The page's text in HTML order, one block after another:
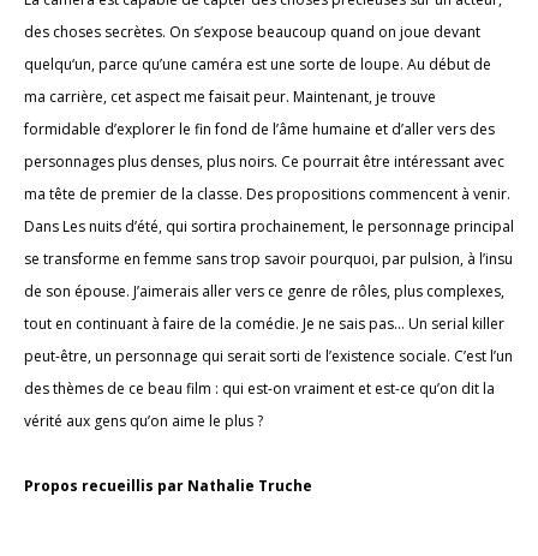
des choses secrètes. On s’expose beaucoup quand on joue devant
quelqu‘un, parce qu’une caméra est une sorte de loupe. Au début de
ma carrière, cet aspect me faisait peur. Maintenant, je trouve
formidable d’explorer le fin fond de l’âme humaine et d’aller vers des
personnages plus denses, plus noirs. Ce pourrait être intéressant avec
ma tête de premier de la classe. Des propositions commencent à venir.
Dans Les nuits d’été, qui sortira prochainement, le personnage principal
se transforme en femme sans trop savoir pourquoi, par pulsion, à l’insu
de son épouse. J’aimerais aller vers ce genre de rôles, plus complexes,
tout en continuant à faire de la comédie. Je ne sais pas… Un serial killer
peut-être, un personnage qui serait sorti de l’existence sociale. C’est l’un
des thèmes de ce beau film : qui est-on vraiment et est-ce qu’on dit la
vérité aux gens qu’on aime le plus ?
Propos recueillis par Nathalie Truche